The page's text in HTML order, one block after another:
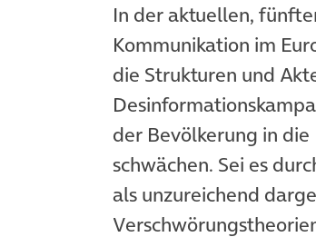
In der aktuellen,
Kommunikation im
die Strukturen und
der Bevölkerung in
schwächen. Sei es
als unzureichend